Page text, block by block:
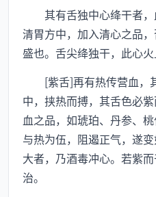
其有舌独中心绛干者，
清胃方中，加入清心之品
盛也。舌尖绛独干，此心
[紫舌]再有热传营血，
中，挟热而搏，其舌色必
血之品，如琥珀、丹参、
与热为伍，阻遏正气，遂
大者，乃酒毒冲心。若紫
治。